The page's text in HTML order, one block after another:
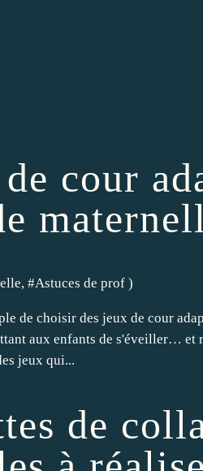
cour
, #Astuces de prof )
de choisir des jeux de cour
aux enfants de s'éveiller… et
jeux qui...
de